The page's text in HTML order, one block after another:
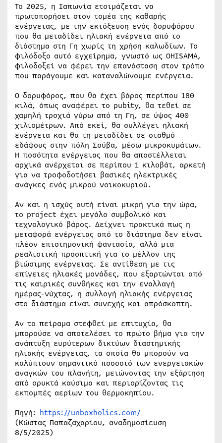
Το 2025, η Ιαπωνία ετοιμάζεται να
πρωτοπορήσει στον τομέα της καθαρής
ενέργειας, με την εκτόξευση ενός δορυφόρου
που θα μεταδίδει ηλιακή ενέργεια από το
διάστημα στη Γη χωρίς τη χρήση καλωδίων. Το
φιλόδοξο αυτό εγχείρημα, γνωστό ως OHISAMA,
φιλοδοξεί να φέρει την επανάσταση στον τρόπο
που παράγουμε και καταναλώνουμε ενέργεια.
Ο δορυφόρος, που θα έχει βάρος περίπου 180
κιλά, όπως αναφέρει το pubity, θα τεθεί σε
χαμηλή τροχιά γύρω από τη Γη, σε ύψος 400
χιλιομέτρων. Από εκεί, θα συλλέγει ηλιακή
ενέργεια και θα τη μεταδίδει σε σταθμό
εδάφους στην πόλη Σούβα, μέσω μικροκυμάτων.
Η ποσότητα ενέργειας που θα αποστέλλεται
αρχικά ανέρχεται σε περίπου 1 κιλοβάτ, αρκετή
για να τροφοδοτήσει βασικές ηλεκτρικές
ανάγκες ενός μικρού νοικοκυριού.
Αν και η ισχύς αυτή είναι μικρή για την ώρα,
το project έχει μεγάλο συμβολικό και
τεχνολογικό βάρος. Δείχνει πρακτικά πως η
μεταφορά ενέργειας από το διάστημα δεν είναι
πλέον επιστημονική φαντασία, αλλά μια
ρεαλιστική προοπτική για το μέλλον της
βιώσιμης ενέργειας. Σε αντίθεση με τις
επίγειες ηλιακές μονάδες, που εξαρτώνται από
τις καιρικές συνθήκες και την εναλλαγή
ημέρας-νύχτας, η συλλογή ηλιακής ενέργειας
στο διάστημα είναι συνεχής και απρόσκοπτη.
Αν το πείραμα στεφθεί με επιτυχία, θα
μπορούσε να αποτελέσει το πρώτο βήμα για την
ανάπτυξη ευρύτερων δικτύων διαστημικής
ηλιακής ενέργειας, τα οποία θα μπορούν να
καλύπτουν σημαντικό ποσοστό των ενεργειακών
αναγκών του πλανήτη, μειώνοντας την εξάρτηση
από ορυκτά καύσιμα και περιορίζοντας τις
εκπομπές αερίων του θερμοκηπίου.
Πηγή: https://unboxholics.com/
(Κώστας Παπαζαχαρίου, αναδημοσίευση
8/5/2025)